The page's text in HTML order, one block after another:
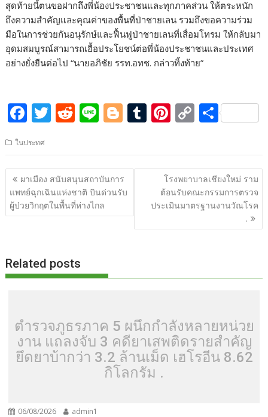
สุดท้ายนี้ตนขอฝากถึงพี่น้องประชาชนและทุกภาคส่วน ให้ตระหนัก
ถึงความสำคัญและคุณค่าของพื้นที่ป่าชายเลน รวมถึงขอความร่วม
มือในการช่วยกันอนุรักษ์และฟื้นฟูป่าชายเลนที่เสื่อมโทรม ให้กลับมา
อุดมสมบูรณ์สามารถเอื้อประโยชน์ต่อพี่น้องประชาชนและประเทศ
อย่างยั่งยืนต่อไป “นายอภิชัย รรท.อทช. กล่าวทิ้งท้าย”
F
e
b
o
o
T
itt
er
R
d
di
t
Li
e
Bl
g
g
er
T
m
bl
Pi
er
e
st
C
p
y
Li
n
k
S
ar
e
ในประทศ
แนะแนว
เรื่อง
ผาเมือง สนับสนุนสถาบันการ
แพทย์ฉุกเฉินแห่งชาติ บินด่วนรับ
ผู้ป่วยวิกฤตในพื้นที่ห่างไกล
โรงพยาบาลเชียงใหม่ ราม
ต้อนรับคณะกรรมการตรวจ
ประเมินมาตรฐานงานวัณโรค
.
Related posts
ตำรวจภูธรภาค 5 ผนึกกำลังหลายหน่วย
งาน แถลงจับ 3 คดียาเสพติดรายสำคัญ
ยึดยาบ้ากว่า 3.2 ล้านเม็ด เฮโรอีน 8.62
กิโลกรัม .
06/08/2026 admin1